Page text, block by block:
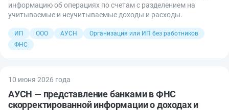
информацию об операциях по счетам с разделением на
учитываемые и неучитываемые доходы и расходы.
ИП ООО АУСН
Организация или ИП без работников
ФНС
10 июня 2026 года
АУСН — представление банками в ФНС
скорректированной информации о доходах и